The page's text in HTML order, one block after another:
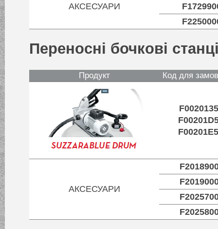
АКСЕСУАРИ
Переносні бочкові
Продукт Код для
АКСЕСУАРИ